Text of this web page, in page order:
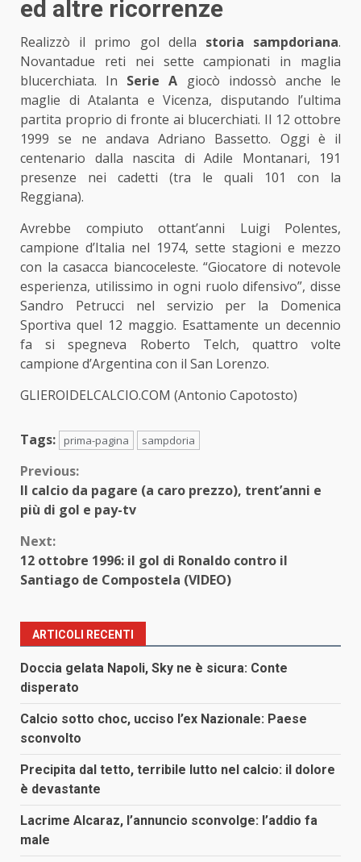
ed altre ricorrenze
Realizzò il primo gol della storia sampdoriana.
Novantadue reti nei sette campionati in maglia
blucerchiata. In Serie A giocò indossò anche le
maglie di Atalanta e Vicenza, disputando l’ultima
partita proprio di fronte ai blucerchiati. Il 12 ottobre
1999 se ne andava Adriano Bassetto. Oggi è il
centenario dalla nascita di Adile Montanari, 191
presenze nei cadetti (tra le quali 101 con la
Reggiana).
Avrebbe compiuto ottant’anni Luigi Polentes,
campione d’Italia nel 1974, sette stagioni e mezzo
con la casacca biancoceleste. “Giocatore di notevole
esperienza, utilissimo in ogni ruolo difensivo”, disse
Sandro Petrucci nel servizio per la Domenica
Sportiva quel 12 maggio. Esattamente un decennio
fa si spegneva Roberto Telch, quattro volte
campione d’Argentina con il San Lorenzo.
GLIEROIDELCALCIO.COM (Antonio Capotosto)
Tags: prima-pagina sampdoria
Continue
Reading
Previous:
Il calcio da pagare (a caro prezzo), trent’anni e
più di gol e pay-tv
Next:
12 ottobre 1996: il gol di Ronaldo contro il
Santiago de Compostela (VIDEO)
ARTICOLI RECENTI
Doccia gelata Napoli, Sky ne è sicura: Conte
disperato
Calcio sotto choc, ucciso l’ex Nazionale: Paese
sconvolto
Precipita dal tetto, terribile lutto nel calcio: il dolore
è devastante
Lacrime Alcaraz, l’annuncio sconvolge: l’addio fa
male